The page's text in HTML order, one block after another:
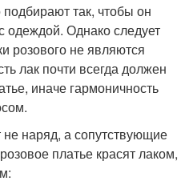
подбирают так, чтобы он
одеждой. Однако следует
розового не являются
лак почти всегда должен
иначе гармоничность
наряд, а сопутствующие
платье красят лаком,